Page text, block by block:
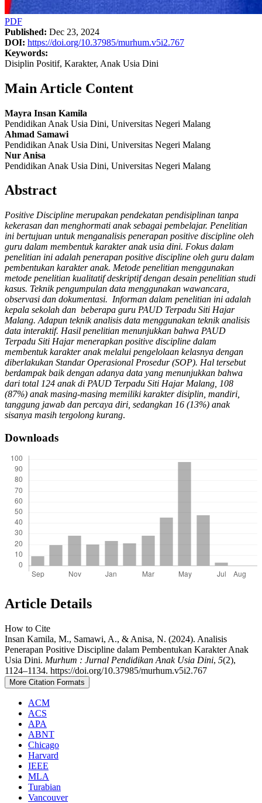
PDF
Published: Dec 23, 2024
DOI: https://doi.org/10.37985/murhum.v5i2.767
Keywords:
Disiplin Positif, Karakter, Anak Usia Dini
Main Article Content
Mayra Insan Kamila
Pendidikan Anak Usia Dini, Universitas Negeri Malang
Ahmad Samawi
Pendidikan Anak Usia Dini, Universitas Negeri Malang
Nur Anisa
Pendidikan Anak Usia Dini, Universitas Negeri Malang
Abstract
Positive Discipline merupakan pendekatan pendisiplinan tanpa
kekerasan dan menghormati anak sebagai pembelajar. Penelitian
ini bertujuan untuk menganalisis penerapan positive discipline oleh
guru dalam membentuk karakter anak usia dini. Fokus dalam
penelitian ini adalah penerapan positive discipline oleh guru dalam
pembentukan karakter anak. Metode penelitian menggunakan
metode penelitian kualitatif deskriptif dengan desain penelitian studi
kasus. Teknik pengumpulan data menggunakan wawancara,
observasi dan dokumentasi. Informan dalam penelitian ini adalah
kepala sekolah dan beberapa guru PAUD Terpadu Siti Hajar
Malang. Adapun teknik analisis data menggunakan teknik analisis
data interaktif. Hasil penelitian menunjukkan bahwa PAUD
Terpadu Siti Hajar menerapkan positive discipline dalam
membentuk karakter anak melalui pengelolaan kelasnya dengan
diberlakukan Standar Operasional Prosedur (SOP). Hal tersebut
berdampak baik dengan adanya data yang menunjukkan bahwa
dari total 124 anak di PAUD Terpadu Siti Hajar Malang, 108
(87%) anak masing-masing memiliki karakter disiplin, mandiri,
tanggung jawab dan percaya diri, sedangkan 16 (13%) anak
sisanya masih tergolong kurang.
Downloads
Article Details
How to Cite
Insan Kamila, M., Samawi, A., & Anisa, N. (2024). Analisis
Penerapan Positive Discipline dalam Pembentukan Karakter Anak
Usia Dini. Murhum : Jurnal Pendidikan Anak Usia Dini, 5(2),
1124–1134. https://doi.org/10.37985/murhum.v5i2.767
More Citation Formats
ACM
ACS
APA
ABNT
Chicago
Harvard
IEEE
MLA
Turabian
Vancouver